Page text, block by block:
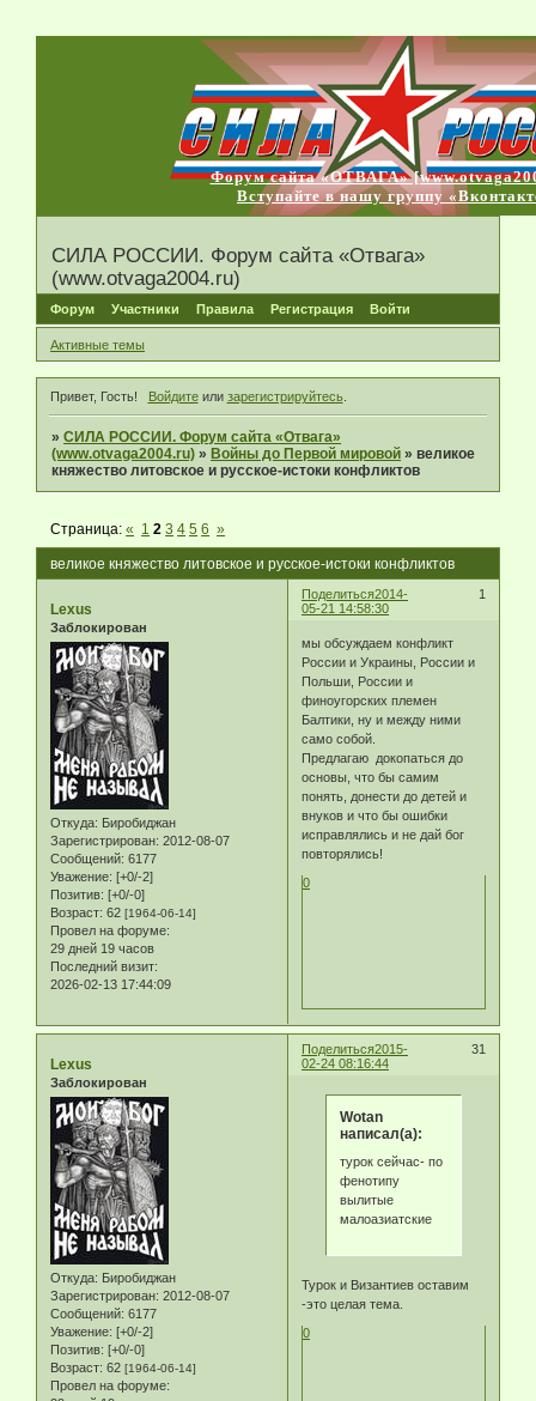
Форум сайта «ОТВАГА»
Вступайте в нашу группу
СИЛА РОССИИ. Форум сайта «Отвага»
(www.otvaga2004.ru)
Форум Участники Правила Регистрация Войти
Активные темы
Привет, Гость! Войдитеили зарегистрируйтесь.
»СИЛА РОССИИ. Форум сайта «Отвага»
(www.otvaga2004.ru) » Войны до Первой мировой »великое
княжество литовское и русское-истоки конфликтов
великое княжество литовское и русское-истоки конфликтов
Страница:« 1 2 3 4 5 6 »
Поделиться 1
2014-
05-21 14:58:30
Lexus
Заблокирован
Откуда: Биробиджан
Зарегистрирован: 2012-08-07
Сообщений: 6177
Уважение: [+0/-2]
Позитив: [+0/-0]
Возраст: 62 [1964-06-14]
Провел на форуме:
29 дней 19 часов
Последний визит:
2026-02-13 17:44:09
мы обсуждаем конфликт
России и Украины, России и
Польши, России и
финоугорских племен
Балтики, ну и между ними
само собой.
Предлагаю докопаться до
основы, что бы самим
понять, донести до детей и
внуков и что бы ошибки
исправлялись и не дай бог
повторялись!
0
Поделиться 31
2015-
02-24 08:16:44
Lexus
Заблокирован
Откуда: Биробиджан
Зарегистрирован: 2012-08-07
Сообщений: 6177
Уважение: [+0/-2]
Позитив: [+0/-0]
Возраст: 62 [1964-06-14]
Провел на форуме:
Wotan
написал(а):
турок сейчас- по
фенотипу
вылитые
малоазиатские
Турок и Византиев оставим
-это целая тема.
0